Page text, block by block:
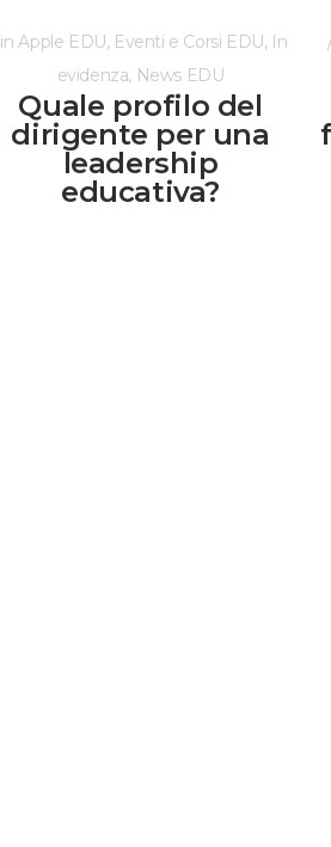
in Apple EDU, Eventi e Corsi EDU, In
evidenza, News EDU
Quale profilo del
dirigente per una
leadership
educativa?